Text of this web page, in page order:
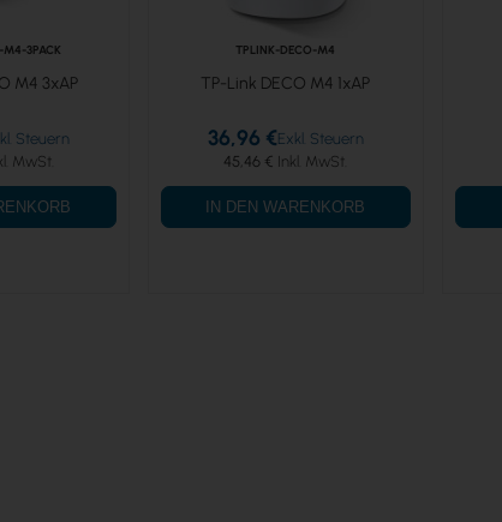
M4-3PACK
M4 3xAP
TPLINK-DECO-M4
TP-Link DECO M4 1xAP
45,46 €
36,96 €
IN DEN WARENKORB